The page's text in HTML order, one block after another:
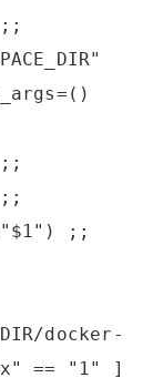
;;
;;
docker-
== "1" ]